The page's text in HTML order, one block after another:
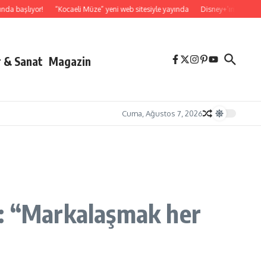
“Kocaeli Müze” yeni web sitesiyle yayında Disney+’ın Hilal
Sanat Magazin
Cuma, Ağustos 7, 2026
“Markalaşmak her